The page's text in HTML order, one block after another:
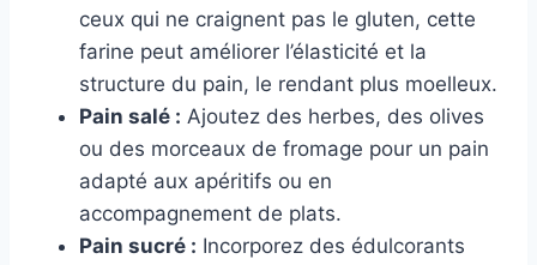
ceux qui ne craignent pas le gluten, cette
farine peut améliorer l’élasticité et la
structure du pain, le rendant plus moelleux.
Pain salé : Ajoutez des herbes, des olives
ou des morceaux de fromage pour un pain
adapté aux apéritifs ou en
accompagnement de plats.
Pain sucré : Incorporez des édulcorants